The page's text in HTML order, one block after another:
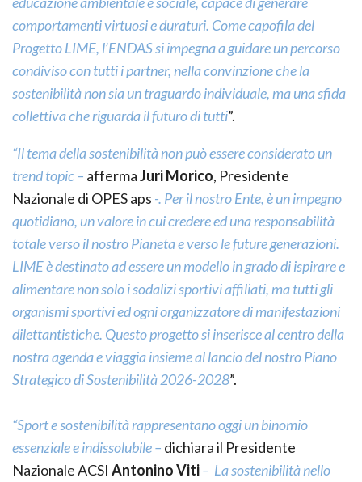
comportamenti virtuosi e duraturi. Come capofila del
Progetto LIME, l’ENDAS si impegna a guidare un percorso
condiviso con tutti i partner, nella convinzione che la
sostenibilità non sia un traguardo individuale, ma una sfida
collettiva che riguarda il futuro di tutti”.
“Il tema della sostenibilità non può essere considerato un
trend topic – affermaJuri Morico, Presidente
Nazionale di OPES aps -. Per il nostro Ente, è un impegno
quotidiano, un valore in cui credere ed una responsabilità
totale verso il nostro Pianeta e verso le future generazioni.
LIME è destinato ad essere un modello in grado di ispirare e
alimentare non solo i sodalizi sportivi affiliati, ma tutti gli
organismi sportivi ed ogni organizzatore di manifestazioni
dilettantistiche. Questo progetto si inserisce al centro della
nostra agenda e viaggia insieme al lancio del nostro Piano
Strategico di Sostenibilità 2026-2028”.
“Sport e sostenibilità rappresentano oggi un binomio
essenziale e indissolubile – dichiara il Presidente
Nazionale ACSI Antonino Viti– La sostenibilità nello